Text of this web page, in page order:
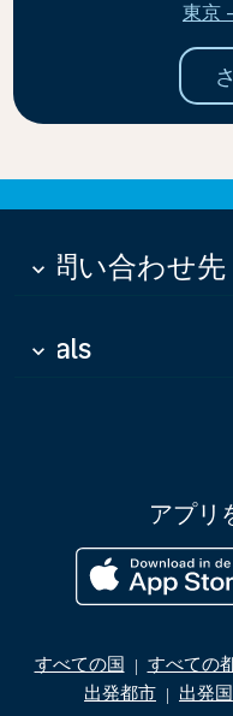
東京
お問い合わせ先
keyboard_arrow_down
Deals
keyboard_arrow_down
アプリ
すべての国 | すべての
出発都市 | 出発国